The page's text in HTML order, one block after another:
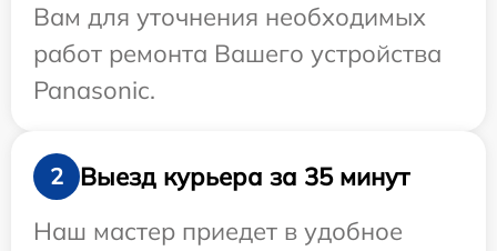
Вам для уточнения необходимых
работ ремонта Вашего устройства
Panasonic.
2
Выезд курьера за 35 минут
Наш мастер приедет в удобное